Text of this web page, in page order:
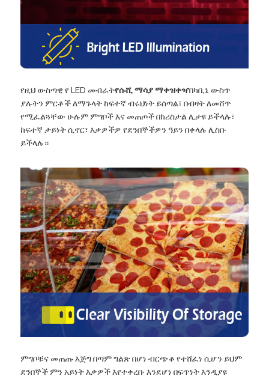
የዚህ ውስጣዊ የ LED መብራትየሱሺ ማሳያ ማቀዝቀዣበካቢኔ ውስጥ
ያሉትን ምርቶች ለማጉላት ከፍተኛ ብሩህነት ይሰጣል፣ በብዛት ለመሸጥ
የሚፈልጓቸው ሁሉም ምግቦች እና መጠጦች በክሪስታል ሊታዩ ይችላሉ፣
ከፍተኛ ታይነት ሲኖር፣ እቃዎችዎ የደንበኞችዎን ዓይን በቀላሉ ሊስቡ
ይችላሉ።
ምግቦቹና መጠጡ እጅግ በጣም ግልጽ በሆነ ብርጭቆ የተሸፈነ ሲሆን ይህም
ደንበኞች ምን አይነት እቃዎች እየተቀረቡ እንደሆነ በፍጥነት እንዲያዩ